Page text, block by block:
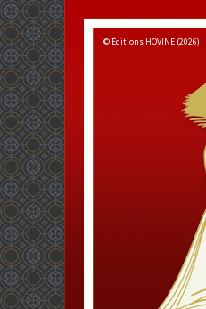
© Éditions HOVINE (2026)